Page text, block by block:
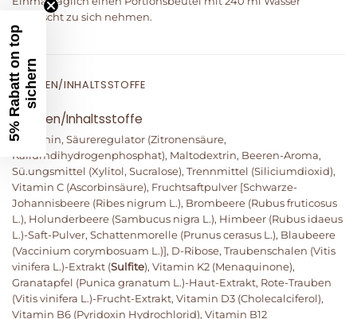
vermischt zu sich nehmen.
ZUTATEN/INHALTSSTOFFE
Zutaten/Inhaltsstoffe
L-Arginin, Säureregulator (Zitronensäure,
Kaliumdihydrogenphosphat), Maltodextrin, Beeren-Aroma,
Sü.ungsmittel (Xylitol, Sucralose), Trennmittel (Siliciumdioxid),
Vitamin C (Ascorbinsäure), Fruchtsaftpulver [Schwarze-
Johannisbeere (Ribes nigrum L.), Brombeere (Rubus fruticosus
L.), Holunderbeere (Sambucus nigra L.), Himbeer (Rubus idaeus
L.)-Saft-Pulver, Schattenmorelle (Prunus cerasus L.), Blaubeere
(Vaccinium corymbosuam L.)], D-Ribose, Traubenschalen (Vitis
vinifera L.)-Extrakt (Sulfite), Vitamin K2 (Menaquinone),
Granatapfel (Punica granatum L.)-Haut-Extrakt, Rote-Trauben
(Vitis vinifera L.)-Frucht-Extrakt, Vitamin D3 (Cholecalciferol),
Vitamin B6 (Pyridoxin Hydrochlorid), Vitamin B12
5
%
R
a
b
a
t
t
o
n
t
o
p
s
i
c
h
e
rn